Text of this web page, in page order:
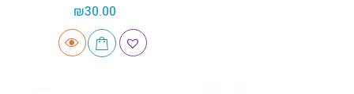
₪30.00